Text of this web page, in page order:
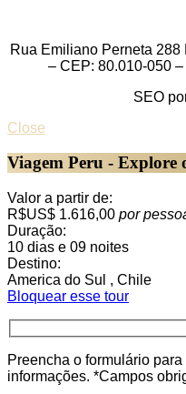
Rua Emiliano Perneta
– CEP: 80.010-050
SEO
Close
Viagem Peru - Explore
Valor a partir de:
R$US$ 1.616,00 por
Duração:
10 dias e 09 noites
Destino:
America do Sul , Chile
Bloquear esse tour
Preencha o formulário
informações. *Campos